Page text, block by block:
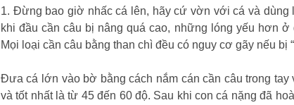
1. Đừng bao giờ nhấc cá lên, hãy cứ vờn với cá và
khi đầu cần câu bị nâng quá cao, những lóng yếu hơn
Mọi loại cần câu bằng than chì đều có nguy cơ gãy nếu bị
Đưa cá lớn vào bờ bằng cách nắm cán cần câu trong
và tốt nhất là từ 45 đến 60 độ. Sau khi con cá nặng đã